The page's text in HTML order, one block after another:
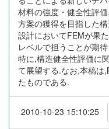
材料の強度・健全性評
方案の獲得を目指した
設計においてFEMが果
レベルで担うことが期
特に,構造健全性評価に
て展望する.なお,本稿は
たものである.
2010-10-23 15:10:25